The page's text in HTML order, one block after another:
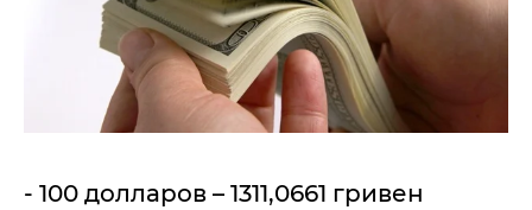
- 100 долларов – 1311,0661 гривен